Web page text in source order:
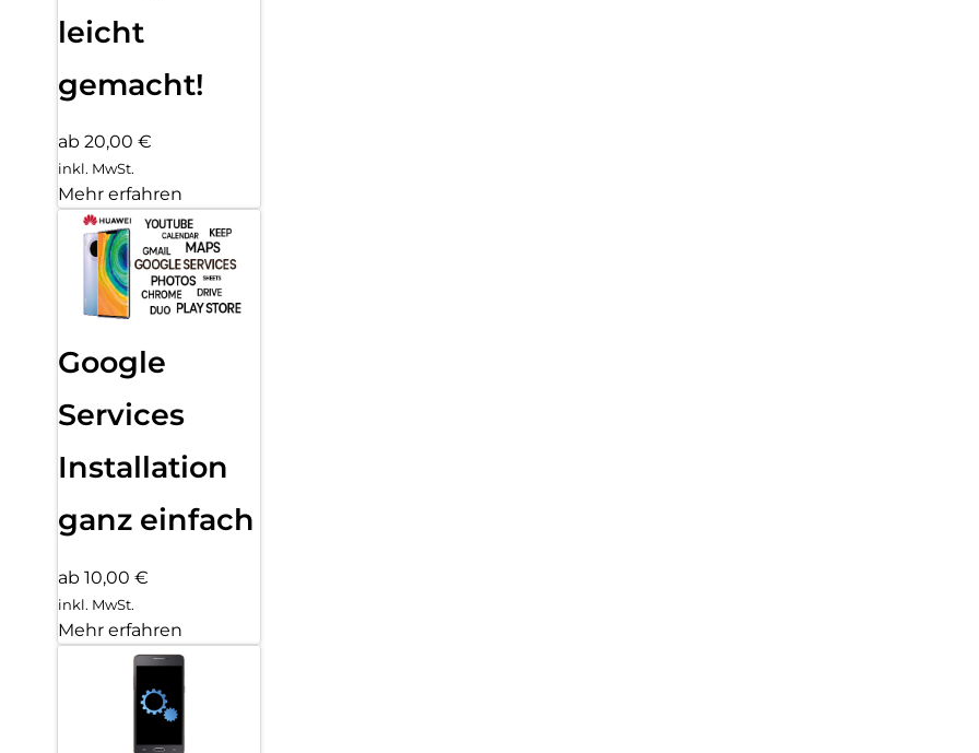
leicht
gemacht!
ab 20,00 €
inkl. MwSt.
Mehr erfahren
Google
Services
Installation
ganz einfach
ab 10,00 €
inkl. MwSt.
Mehr erfahren